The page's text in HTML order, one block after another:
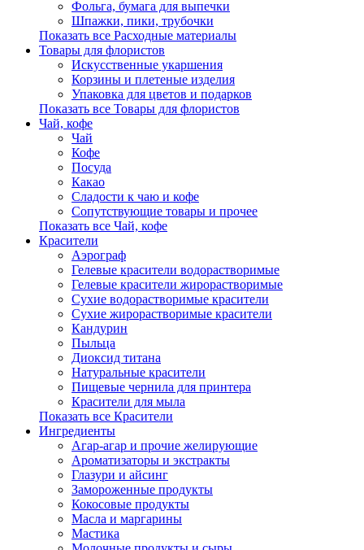
Фольга, бумага для выпечки
Шпажки, пики, трубочки
Показать все Расходные материалы
Товары для флористов
Искусственные укаршения
Корзины и плетеные изделия
Упаковка для цветов и подарков
Показать все Товары для флористов
Чай, кофе
Чай
Кофе
Посуда
Какао
Сладости к чаю и кофе
Сопутствующие товары и прочее
Показать все Чай, кофе
Красители
Аэрограф
Гелевые красители водорастворимые
Гелевые красители жирорастворимые
Сухие водорастворимые красители
Сухие жирорастворимые красители
Кандурин
Пыльца
Диоксид титана
Натуральные красители
Пищевые чернила для принтера
Красители для мыла
Показать все Красители
Ингредиенты
Агар-агар и прочие желирующие
Ароматизаторы и экстракты
Глазури и айсинг
Замороженные продукты
Кокосовые продукты
Масла и маргарины
Мастика